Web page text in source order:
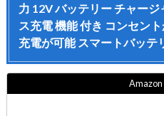
力 12V バッテリー チャー
ス充電 機能 付き コンセン
充電が可能 スマートバッテ